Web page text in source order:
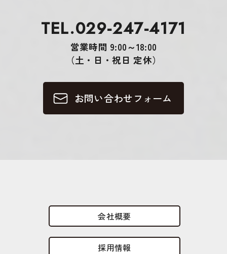
TEL.029-247-4171
営業時間 9:00～18:00
（土・日・祝日 定休）
お問い合わせフォーム
会社概要
採用情報